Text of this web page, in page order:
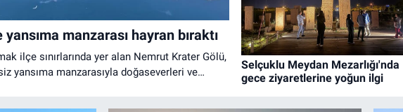
manzarası hayran bıraktı
ilçe sınırlarında yer alan Nemrut Krater Gölü,
yansıma manzarasıyla doğaseverleri ve
Selçuklu Meydan Mezarlığı'nda
gece ziyaretlerine yoğun ilgi